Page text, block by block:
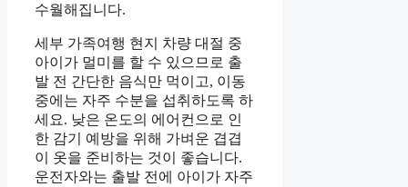
수월해집니다.
세부 가족여행 현지 차량 대절 중
아이가 멀미를 할 수 있으므로 출
발 전 간단한 음식만 먹이고, 이동
중에는 자주 수분을 섭취하도록 하
세요. 낮은 온도의 에어컨으로 인
한 감기 예방을 위해 가벼운 겹겹
이 옷을 준비하는 것이 좋습니다.
운전자와는 출발 전에 아이가 자주